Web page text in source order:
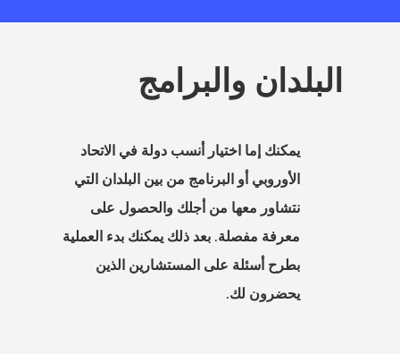
البلدان والبرامج
يمكنك إما اختيار أنسب دولة في الاتحاد
الأوروبي أو البرنامج من بين البلدان التي
نتشاور معها من أجلك والحصول على
معرفة مفصلة. بعد ذلك يمكنك بدء العملية
بطرح أسئلة على المستشارين الذين
يحضرون لك.
الإقامة مع
اليونان –
الذهبية
الاستشارات